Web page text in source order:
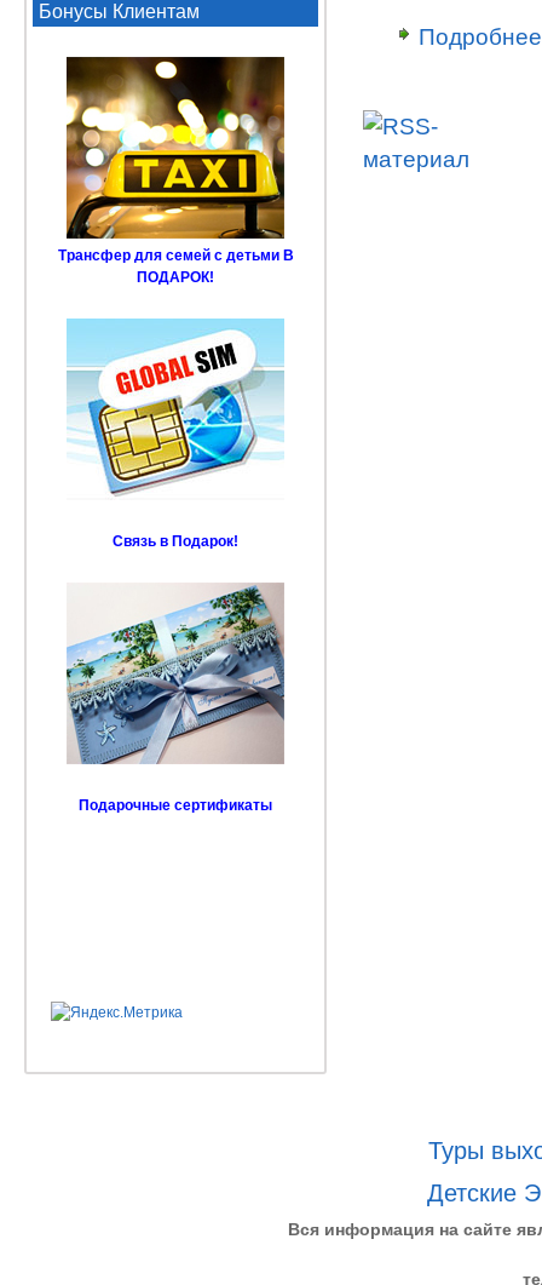
Подробнее
Бонусы Клиентам
Трансфер для семей с детьми В
ПОДАРОК!
Связь в Подарок!
Подарочные сертификаты
Туры
Детские
Вся информация на сайте